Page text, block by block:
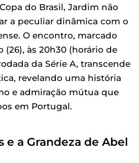
do Brasil, Jardim não
a peculiar dinâmica com o
O encontro, marcado
(26), às 20h30 (horário de
da Série A, transcende
revelando uma história
e admiração mútua que
em Portugal.
e a Grandeza de Abel